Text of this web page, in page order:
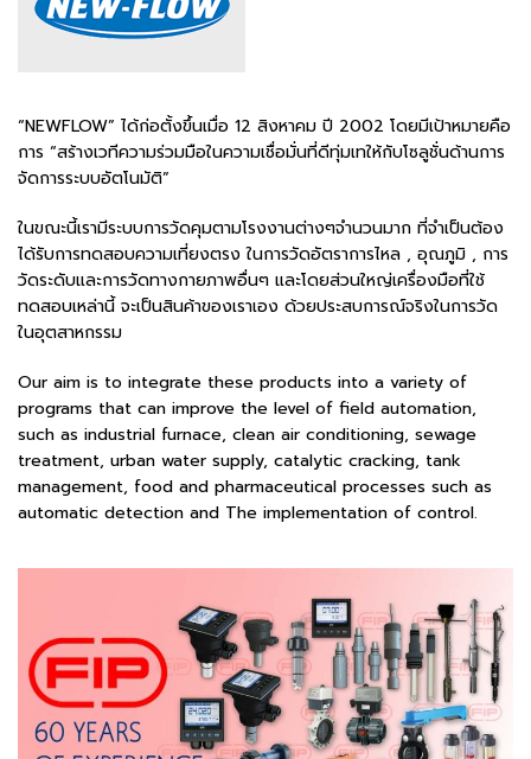
“NEWFLOW” ได้ก่อตั้งขึ้นเมื่อ 12 สิงหาคม ปี 2002 โดยมีเป้าหมายคือ
การ “สร้างเวทีความร่วมมือในความเชื่อมั่นที่ดีทุ่มเทให้กับโซลูชั่นด้านการ
จัดการระบบอัตโนมัติ”
ในขณะนี้เรามีระบบการวัดคุมตามโรงงานต่างๆจำนวนมาก ที่จำเป็นต้อง
ได้รับการทดสอบความเที่ยงตรง ในการวัดอัตราการไหล , อุณภูมิ , การ
วัดระดับและการวัดทางกายภาพอื่นๆ และโดยส่วนใหญ่เครื่องมือที่ใช้
ทดสอบเหล่านี้ จะเป็นสินค้าของเราเอง ด้วยประสบการณ์จริงในการวัด
ในอุตสาหกรรม
Our aim is to integrate these products into a variety of
programs that can improve the level of field automation,
such as industrial furnace, clean air conditioning, sewage
treatment, urban water supply, catalytic cracking, tank
management, food and pharmaceutical processes such as
automatic detection and The implementation of control.